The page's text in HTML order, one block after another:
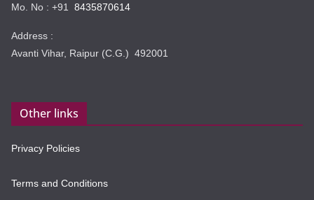
Mo. No : +91 8435870614
Address :
Avanti Vihar, Raipur (C.G.) 492001
Other links
Privacy Policies
Terms and Conditions